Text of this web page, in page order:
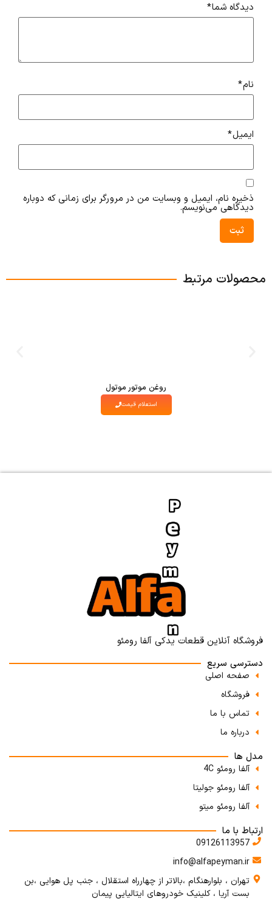
دیدگاه شما*
نام*
ایمیل*
ذخیره نام، ایمیل و وبسایت من در مرورگر برای زمانی که دوباره
دیدگاهی می‌نویسم.
محصولات مرتبط
روغن موتور موتول
استعلام قیمت
فروشگاه آنلاین قطعات یدکی آلفا رومئو
دسترسی سریع
صفحه اصلی
فروشگاه
تماس با ما
درباره ما
مدل ها
آلفا رومئو 4C
آلفا رومئو جولیتا
آلفا رومئو میتو
ارتباط با ما
09126113957
info@alfapeyman.ir
تهران ، بلوارهنگام ،بالاتر از چهارراه استقلال ، جنب پل هوایی ،بن
بست آریا ، کلینیک خودروهای ایتالیایی پیمان